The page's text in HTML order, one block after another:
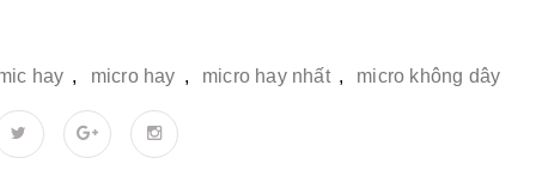
hay , micro hay , micro hay nhất , micro không dây